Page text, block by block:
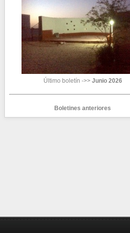
Último boletín ->> Junio 2026
Boletines anteriores